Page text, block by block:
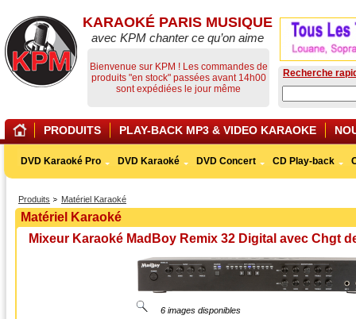
Produits Matériel Karaoké
Matériel Karaoké
Mixeur Karaoké MadBoy Remix 32 Digital avec Chgt
6 images disponibles
KARAOKÉ PARIS MUSIQUE
avec KPM chanter ce qu’on aime
Bienvenue sur KPM ! Les commandes de
produits "en stock" passées avant 14h00
sont expédiées le jour même
Recherche
PRODUITS PLAY-BACK MP3 & VIDEO KARAOKE
DVD Karaoké Pro DVD Karaoké DVD Concert CD Play-back